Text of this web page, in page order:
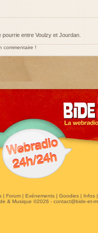
entre Voulzy et Jourdan.
commentaire !
| Forum| Evénements| Goodies| Infos
& Musique ©2026 - contact@bide-et-